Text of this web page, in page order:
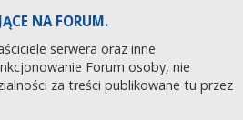
NA FORUM.
serwera oraz inne
Forum osoby, nie
za treści publikowane tu przez